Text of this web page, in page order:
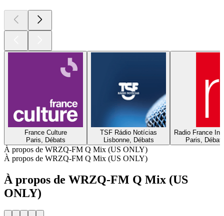
France Culture
Paris, Débats
TSF Rádio Notícias
Lisbonne, Débats
Radio France
Paris,
À propos de WRZQ-FM Q Mix (US ONLY)
À propos de WRZQ-FM Q Mix (US ONLY)
À propos de WRZQ-FM Q Mix (US
ONLY)